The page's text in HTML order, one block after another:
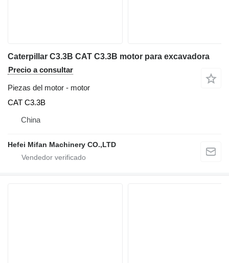
Caterpillar C3.3B CAT C3.3B motor para excavadora
Precio a consultar
Piezas del motor - motor
CAT C3.3B
China
Hefei Mifan Machinery CO.,LTD